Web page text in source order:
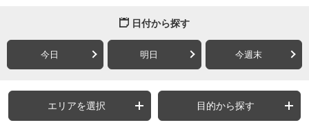
日付から探す
今日 明日 今週末
エリアを選択 目的から探す